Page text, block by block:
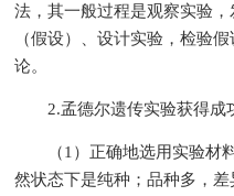
法，其一般过程是观察实验
（假设）、设计实验，检验
论。
2.孟德尔遗传实验获得成
（1）正确地选用实验材料
然状态下是纯种；品种多，差